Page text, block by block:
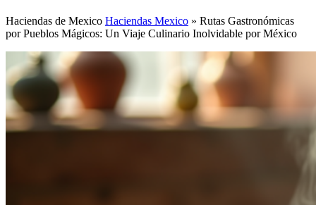
Haciendas de Mexico Haciendas Mexico » Rutas Gastronómicas
por Pueblos Mágicos: Un Viaje Culinario Inolvidable por México